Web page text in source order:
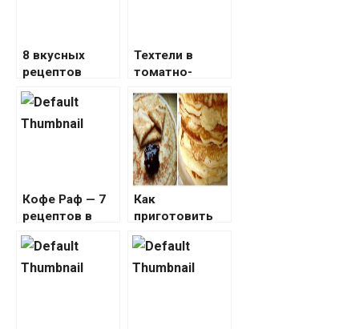
8 вкусных
рецептов
приготовления
креветочной
рыбы с
Техтели в
томатно-
сметанном
соусе в
духовке — 5
рецептов с
пошаговыми
фото
Кофе Раф — 7
рецептов в
домашних
условиях с
пошаговыми
Как
приготовить
блины?